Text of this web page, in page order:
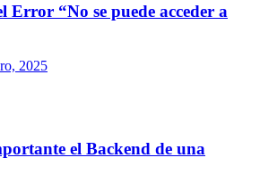
Error “No se puede acceder a
2025
el Backend de una